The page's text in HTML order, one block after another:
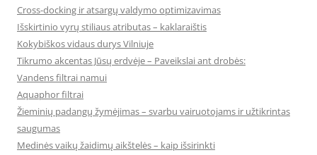
Cross-docking ir atsargų valdymo optimizavimas
Išskirtinio vyrų stiliaus atributas – kaklaraištis
Kokybiškos vidaus durys Vilniuje
Tikrumo akcentas Jūsų erdvėje – Paveikslai ant drobės:
Vandens filtrai namui
Aquaphor filtrai
Žieminių padangų žymėjimas – svarbu vairuotojams ir užtikrintas
saugumas
Medinės vaikų žaidimų aikštelės – kaip išsirinkti